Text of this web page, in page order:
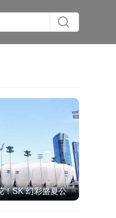
！SK 幻彩盛夏公